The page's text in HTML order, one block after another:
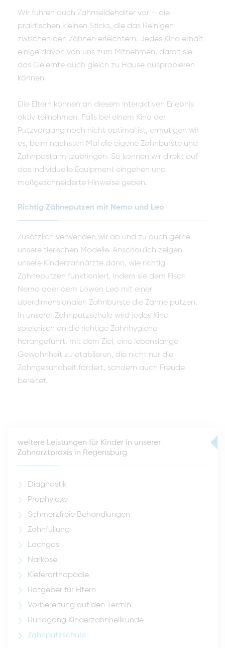
Wir führen auch Zahnseidehalter vor – die
praktischen kleinen Sticks, die das Reinigen
zwischen den Zähnen erleichtern. Jedes Kind erhält
einige davon von uns zum Mitnehmen, damit sie
das Gelernte auch gleich zu Hause ausprobieren
können.
Die Eltern können an diesem interaktiven Erlebnis
aktiv teilnehmen. Falls bei einem Kind der
Putzvorgang noch nicht optimal ist, ermutigen wir
es, beim nächsten Mal die eigene Zahnbürste und
Zahnpasta mitzubringen. So können wir direkt auf
das individuelle Equipment eingehen und
maßgeschneiderte Hinweise geben.
Richtig Zähneputzen mit Nemo und Leo
Zusätzlich verwenden wir ab und zu auch gerne
unsere tierischen Modelle. Anschaulich zeigen
unsere Kinderzahnärzte dann, wie richtig
Zähneputzen funktioniert, indem sie dem Fisch
Nemo oder dem Löwen Leo mit einer
überdimensionalen Zahnbürste die Zähne putzen.
In unserer Zahnputzschule wird jedes Kind
spielerisch an die richtige Zahnhygiene
herangeführt, mit dem Ziel, eine lebenslange
Gewohnheit zu etablieren, die nicht nur die
Zahngesundheit fördert, sondern auch Freude
bereitet.
weitere Leistungen für Kinder in unserer
Zahnarztpraxis in Regensburg
Diagnostik
Prophylaxe
Schmerzfreie Behandlungen
Zahnfüllung
Lachgas
Narkose
Kieferorthopädie
Ratgeber für Eltern
Vorbereitung auf den Termin
Rundgang Kinderzahnheilkunde
Zahnputzschule